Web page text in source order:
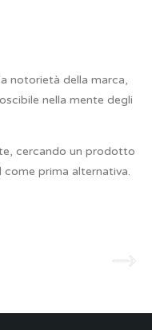
notorietà della marca,
nella mente degli
cercando un prodotto
prima alternativa.